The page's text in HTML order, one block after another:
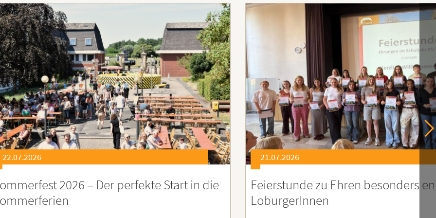
21.07.2026
zu Ehren besonders engagierter
21.07.2026
Soziales Engagement für
Ruanda – Wir sind dabei!